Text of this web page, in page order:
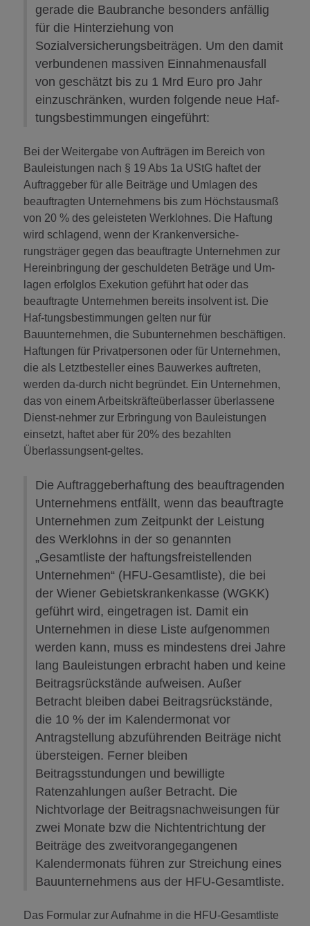
gerade die Baubranche besonders anfällig
für die Hinterziehung von
Sozialversicherungsbeiträgen. Um den damit
verbundenen massiven Einnahmenausfall
von geschätzt bis zu 1 Mrd Euro pro Jahr
einzuschränken, wurden folgende neue Haf-
tungsbestimmungen eingeführt:
Bei der Weitergabe von Aufträgen im Bereich von
Bauleistungen nach § 19 Abs 1a UStG haftet der
Auftraggeber für alle Beiträge und Umlagen des
beauftragten Unternehmens bis zum Höchstausmaß
von 20 % des geleisteten Werklohnes. Die Haftung
wird schlagend, wenn der Krankenversiche-
rungsträger gegen das beauftragte Unternehmen zur
Hereinbringung der geschuldeten Beträge und Um-
lagen erfolglos Exekution geführt hat oder das
beauftragte Unternehmen bereits insolvent ist. Die
Haf-tungsbestimmungen gelten nur für
Bauunternehmen, die Subunternehmen beschäftigen.
Haftungen für Privatpersonen oder für Unternehmen,
die als Letztbesteller eines Bauwerkes auftreten,
werden da-durch nicht begründet. Ein Unternehmen,
das von einem Arbeitskräfteüberlasser überlassene
Dienst-nehmer zur Erbringung von Bauleistungen
einsetzt, haftet aber für 20% des bezahlten
Überlassungsent-geltes.
Die Auftraggeberhaftung des beauftragenden
Unternehmens entfällt, wenn das beauftragte
Unternehmen zum Zeitpunkt der Leistung
des Werklohns in der so genannten
„Gesamtliste der haftungsfreistellenden
Unternehmen“ (HFU-Gesamtliste), die bei
der Wiener Gebietskrankenkasse (WGKK)
geführt wird, eingetragen ist. Damit ein
Unternehmen in diese Liste aufgenommen
werden kann, muss es mindestens drei Jahre
lang Bauleistungen erbracht haben und keine
Beitragsrückstände aufweisen. Außer
Betracht bleiben dabei Beitragsrückstände,
die 10 % der im Kalendermonat vor
Antragstellung abzuführenden Beiträge nicht
übersteigen. Ferner bleiben
Beitragsstundungen und bewilligte
Ratenzahlungen außer Betracht. Die
Nichtvorlage der Beitragsnachweisungen für
zwei Monate bzw die Nichtentrichtung der
Beiträge des zweitvorangegangenen
Kalendermonats führen zur Streichung eines
Bauunternehmens aus der HFU-Gesamtliste.
Das Formular zur Aufnahme in die HFU-Gesamtliste